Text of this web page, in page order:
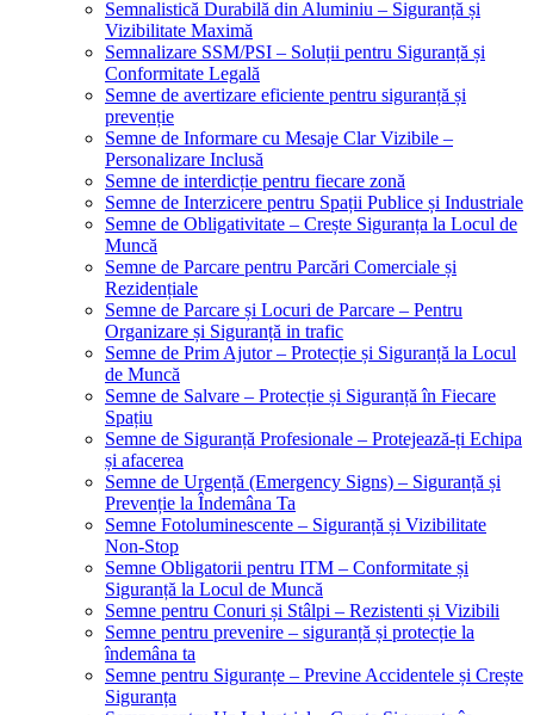
Semnalistică Durabilă din Aluminiu – Siguranță și
Vizibilitate Maximă
Semnalizare SSM/PSI – Soluții pentru Siguranță și
Conformitate Legală
Semne de avertizare eficiente pentru siguranță și
prevenție
Semne de Informare cu Mesaje Clar Vizibile –
Personalizare Inclusă
Semne de interdicție pentru fiecare zonă
Semne de Interzicere pentru Spații Publice și Industriale
Semne de Obligativitate – Crește Siguranța la Locul de
Muncă
Semne de Parcare pentru Parcări Comerciale și
Rezidențiale
Semne de Parcare și Locuri de Parcare – Pentru
Organizare și Siguranță in trafic
Semne de Prim Ajutor – Protecție și Siguranță la Locul
de Muncă
Semne de Salvare – Protecție și Siguranță în Fiecare
Spațiu
Semne de Siguranță Profesionale – Protejează-ți Echipa
și afacerea
Semne de Urgență (Emergency Signs) – Siguranță și
Prevenție la Îndemâna Ta
Semne Fotoluminescente – Siguranță și Vizibilitate
Non-Stop
Semne Obligatorii pentru ITM – Conformitate și
Siguranță la Locul de Muncă
Semne pentru Conuri și Stâlpi – Rezistenti și Vizibili
Semne pentru prevenire – siguranță și protecție la
îndemâna ta
Semne pentru Siguranțe – Previne Accidentele și Crește
Siguranța